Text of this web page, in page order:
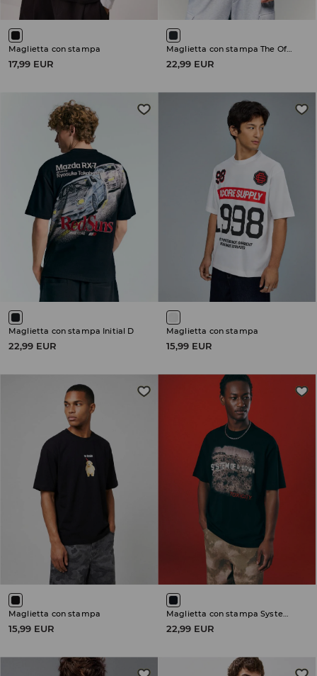
Maglietta con stampa
17,99 EUR 22,99 EUR
Maglietta con stampa Initial D
22,99 EUR
Maglietta con stampa
15,99 EUR
Maglietta con stampa
15,99 EUR
Maglietta con stampa System of a Down
22,99 EUR